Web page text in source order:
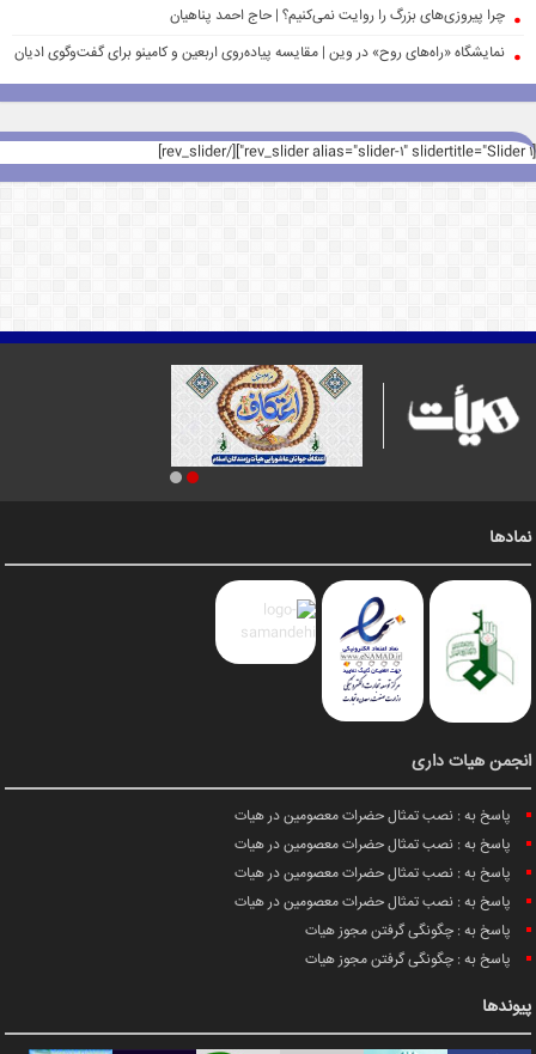
چرا پیروزی‌های بزرگ را روایت نمی‌کنیم؟ | حاج احمد پناهیان
نمایشگاه «راه‌های روح» در وین | مقایسه پیاده‌روی اربعین و کامینو برای گفت‌وگوی ادیان
[rev_slider alias="slider-1" slidertitle="Slider 1"][/rev_slider]
نمادها
انجمن هیات داری
پاسخ به : نصب تمثال حضرات معصومین در هیات
پاسخ به : نصب تمثال حضرات معصومین در هیات
پاسخ به : نصب تمثال حضرات معصومین در هیات
پاسخ به : نصب تمثال حضرات معصومین در هیات
پاسخ به : چگونگی گرفتن مجوز هیات
پاسخ به : چگونگی گرفتن مجوز هیات
پیوندها